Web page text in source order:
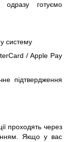
готуємо
систему
/ Apple Pay
підтвердження
проходять через
Якщо у вас